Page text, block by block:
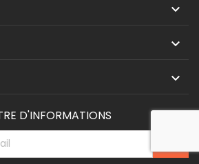



D'INFORMATIONS